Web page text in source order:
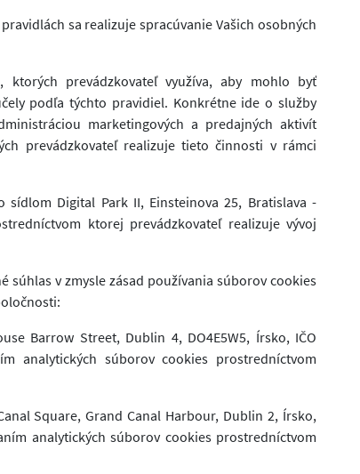
sa realizuje spracúvanie Vašich osobných
prevádzkovateľ využíva, aby mohlo byť
podľa týchto pravidiel. Konkrétne ide o služby
marketingových a predajných aktivít
prevádzkovateľ realizuje tieto činnosti v rámci
sídlom Digital Park II, Einsteinova 25, Bratislava -
ktorej prevádzkovateľ realizuje vývoj
v zmysle zásad používania súborov cookies
Barrow Street, Dublin 4, DO4E5W5, Írsko, IČO
analytických súborov cookies prostredníctvom
Square, Grand Canal Harbour, Dublin 2, Írsko,
analytických súborov cookies prostredníctvom